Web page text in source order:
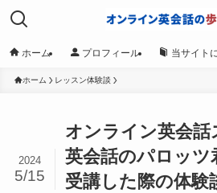
ホーム プロフィール 当サイト
ホーム レッスン体験談
オンライン英会話
英会話のパロッツ
受講した際の体験
2024
5/15